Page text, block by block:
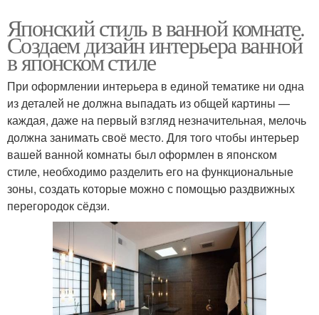
Японский стиль в ванной комнате.
Создаем дизайн интерьера ванной
в японском стиле
При оформлении интерьера в единой тематике ни одна
из деталей не должна выпадать из общей картины —
каждая, даже на первый взгляд незначительная, мелочь
должна занимать своё место. Для того чтобы интерьер
вашей ванной комнаты был оформлен в японском
стиле, необходимо разделить его на функциональные
зоны, создать которые можно с помощью раздвижных
перегородок сёдзи.